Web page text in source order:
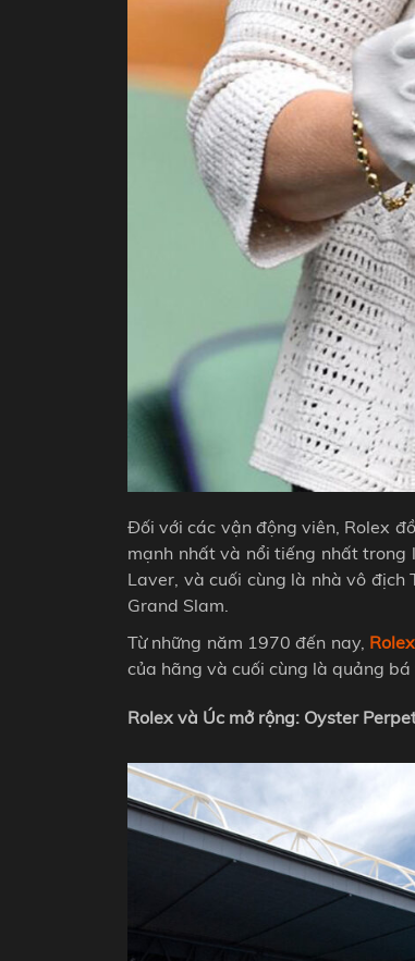
Đối với các vận động viên, Rolex
mạnh nhất và nổi tiếng nhất trong
Laver, và cuối cùng là nhà vô
Grand Slam.
Từ những năm 1970 đến nay, Rolex
của hãng và cuối cùng là quảng
Rolex và Úc mở rộng: Oyster